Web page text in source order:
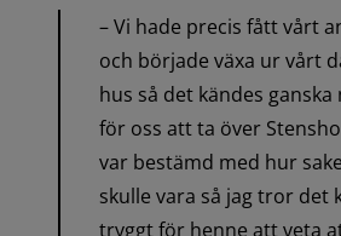
– Vi hade precis fått vårt
och började växa ur vårt
hus så det kändes
för oss att ta över
var bestämd med hur
skulle vara så jag tror det
tryggt för henne att veta